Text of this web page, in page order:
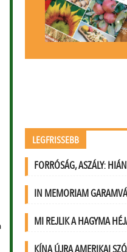
LEGFRISSEBB
FORRÓSÁG, ASZÁLY:
IN MEMORIAM
MI REJLIK A HAGYMA